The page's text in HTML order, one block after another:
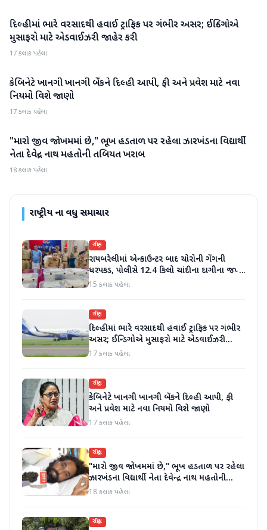
રાષ્ટ્રીય
દિલ્હીમાં ભારે વરસાદથી હવાઈ ટ્રાફિક પર ગંભીર અસર; ઈન્ડિગોએ
મુસાફરો માટે એડવાઈઝરી જાહેર કરી
17 કલાક પહેલા
રાષ્ટ્રીય
કેબિનેટે ખાનગી ખાનગી બેંકને દિલ્હી આપી, ફી અને પ્રવેશ માટે નવા
નિયમો વિશે જાણો
17 કલાક પહેલા
રાષ્ટ્રીય
"મારો જીવ જોખમમાં છે," ભૂખ હડતાળ પર રહેલા ઝારખંડના વિદ્યાર્થી
નેતા દેવેન્દ્ર નાથ મહતોની તબિયત ખરાબ
18 કલાક પહેલા
રાષ્ટ્રીયના વધુ સમાચાર
રાષ્ટ્રીય
રાયબરેલીમાં એન્કાઉન્ટર બાદ ચોરોની ગેંગની
ધરપકડ, પોલીસે 12.4 કિલો ચાંદીના દાગીના જપ્ત
કર્યા
15 કલાક પહેલા
રાષ્ટ્રીય
દિલ્હીમાં ભારે વરસાદથી હવાઈ ટ્રાફિક પર ગંભીર
અસર; ઈન્ડિગોએ મુસાફરો માટે એડવાઈઝરી
જાહેર કરી
17 કલાક પહેલા
રાષ્ટ્રીય
કેબિનેટે ખાનગી ખાનગી બેંકને દિલ્હી આપી, ફી
અને પ્રવેશ માટે નવા નિયમો વિશે જાણો
17 કલાક પહેલા
રાષ્ટ્રીય
"મારો જીવ જોખમમાં છે," ભૂખ હડતાળ પર રહેલા
ઝારખંડના વિદ્યાર્થી નેતા દેવેન્દ્ર નાથ મહતોની
તબિયત ખરાબ
18 કલાક પહેલા
રાષ્ટ્રીય